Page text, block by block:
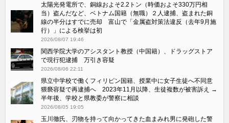
太陽光発電所で、銅線およそ2.2トン（時価およそ330万円相
当）盗んだなど、ベトナム国籍（無職）２人逮捕、盗まれた銅
線の半分はすでに売却 富山で「金属盗対策法違反（去年9月施
行）」による検挙は初
2026/08/07 19:46
関西学院大学のアシスタント教授（中国籍）、ドラッグストア
で現行犯逮捕 万引き容疑
2026/08/06 22:11
県立中学校で働くフィリピン国籍、授業中に女子生徒へ不同意
猥褻容疑で再逮捕へ 2023年11月以降、生徒複数が被害訴え →
半年後、学校と県教委が警察に相談
2026/08/05 19:05
玉川徹氏、刃物を持って向かってきた血まみれ男に発砲した警